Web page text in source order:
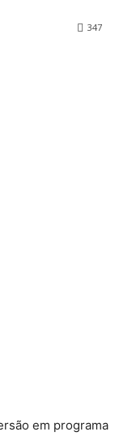
347
em programa